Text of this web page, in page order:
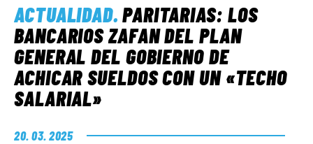
ACTUALIDAD.PARITARIAS: LOS
BANCARIOS ZAFAN DEL PLAN
GENERAL DEL GOBIERNO DE
ACHICAR SUELDOS CON UN «TECHO
SALARIAL»
20. 03. 2025